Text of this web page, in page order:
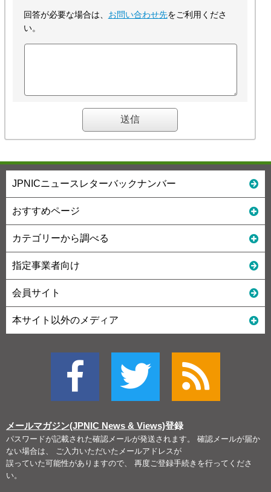
回答が必要な場合は、 お問い合わせ先をご利用くださ
い。
JPNICニュースレターバックナンバー
おすすめページ
カテゴリーから調べる
指定事業者向け
会員サイト
本サイト以外のメディア
メールマガジン(JPNIC News & Views)登録
パスワードが記載された確認メールが発送されます。 確認メールが届か
ない場合は、 ご入力いただいたメールアドレスが
誤っていた可能性がありますので、 再度ご登録手続きを行ってくださ
い。